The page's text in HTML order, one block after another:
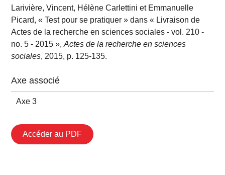
Larivière, Vincent, Hélène Carlettini et Emmanuelle
Picard, « Test pour se pratiquer » dans « Livraison de
Actes de la recherche en sciences sociales - vol. 210 -
no. 5 - 2015 »,Actes de la recherche en sciences
sociales, 2015, p. 125-135.
Axe associé
Axe 3
Accéder au PDF